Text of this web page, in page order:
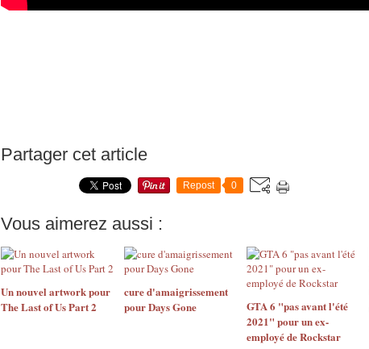
Partager cet article
Repost 0
Vous aimerez aussi :
Un nouvel artwork pour
The Last of Us Part 2
cure d'amaigrissement
pour Days Gone
GTA 6 "pas avant l'été
2021" pour un ex-
employé de Rockstar